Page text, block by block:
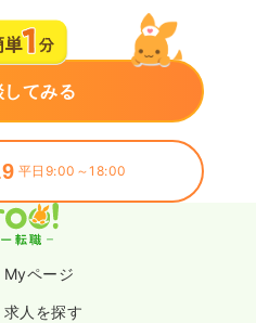
てみる
平日9:00～18:00
Myページ
求人を探す